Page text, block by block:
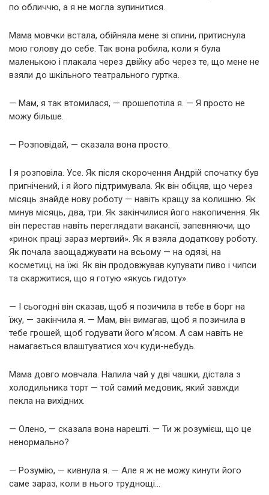
по обличчю, а я не могла зупинитися.
Мама мовчки встала, обійняла мене зі спини, притиснула
мою голову до себе. Так вона робила, коли я була
маленькою і плакала через двійку або через те, що мене не
взяли до шкільного театрального гуртка.
— Мам, я так втомилася, — прошепотіла я. — Я просто не
можу більше.
— Розповідай, — сказала вона просто.
І я розповіла. Усе. Як після скорочення Андрій спочатку був
пригнічений, і я його підтримувала. Як він обіцяв, що через
місяць знайде нову роботу — навіть кращу за колишню. Як
минув місяць, два, три. Як закінчилися його накопичення. Як
він перестав навіть переглядати вакансії, запевняючи, що
«ринок праці зараз мертвий». Як я взяла додаткову роботу.
Як почала заощаджувати на всьому — на одязі, на
косметиці, на їжі. Як він продовжував купувати пиво і чипси
та скаржитися, що я готую «якусь гидоту».
— І сьогодні він сказав, щоб я позичила в тебе в борг на
їжу, — закінчила я. — Мам, він вимагав, щоб я позичила в
тебе грошей, щоб годувати його м’ясом. А сам навіть не
намагається влаштуватися хоч куди-небудь.
Мама довго мовчала. Налила чай у дві чашки, дістала з
холодильника торт — той самий медовик, який завжди
пекла на вихідних.
— Олено, — сказала вона нарешті. — Ти ж розумієш, що це
ненормально?
— Розумію, — кивнула я. — Але я ж не можу кинути його
саме зараз, коли в нього труднощі…